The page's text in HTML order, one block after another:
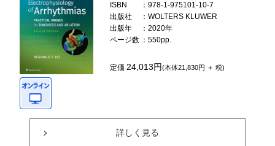
ISBN
：978-1-975101-10-7
出版社
：WOLTERS KLUWER
出版年
：2020年
ページ数 ：550pp.
定価24,013円(本体21,830円 ＋ 税)
詳しく見る